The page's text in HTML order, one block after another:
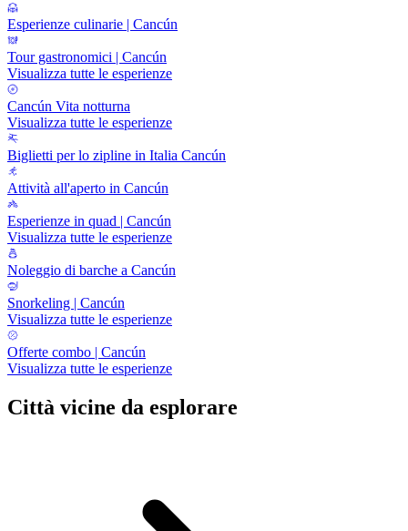
Esperienze culinarie | Cancún
Tour gastronomici | Cancún
Visualizza tutte le esperienze
Cancún Vita notturna
Visualizza tutte le esperienze
Biglietti per lo zipline in Italia Cancún
Attività all'aperto in Cancún
Esperienze in quad | Cancún
Visualizza tutte le esperienze
Noleggio di barche a Cancún
Snorkeling | Cancún
Visualizza tutte le esperienze
Offerte combo | Cancún
Visualizza tutte le esperienze
Città vicine da esplorare